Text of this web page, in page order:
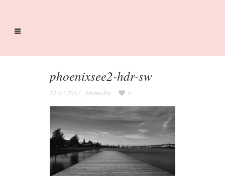
phoenixsee2-hdr-sw
21.03.2017, krumedia , 0